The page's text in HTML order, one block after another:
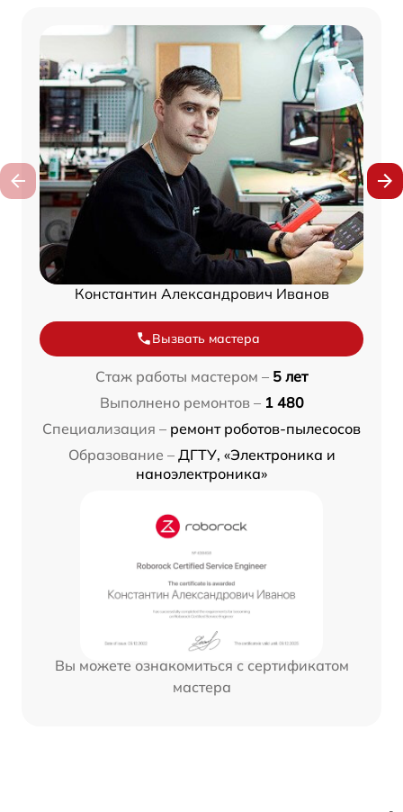
Константин Александрович Иванов
Вызвать мастера
Стаж работы мастером – 5 лет
Выполнено ремонтов – 1 480
Специализация – ремонт роботов-пылесосов
Образование – ДГТУ, «Электроника и
наноэлектроника»
Вы можете ознакомиться с сертификатом
мастера